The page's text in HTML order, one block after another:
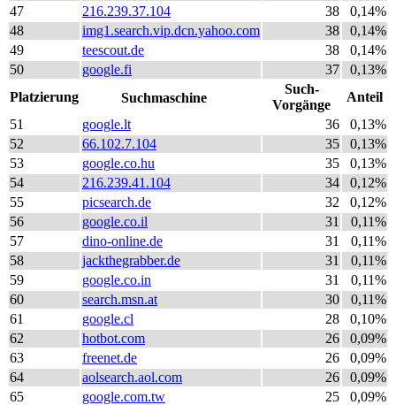
47
216.239.37.104 38
0,14%
48
img1.search.vip.dcn.yahoo.com 38
0,14%
49
teescout.de 38
0,14%
50
google.fi 37
0,13%
Platzierung
Suchmaschine
Such-
Vorgänge
Anteil
51
google.lt 36
0,13%
52
66.102.7.104 35
0,13%
53
google.co.hu 35
0,13%
54
216.239.41.104 34
0,12%
55
picsearch.de 32
0,12%
56
google.co.il 31
0,11%
57
dino-online.de 31
0,11%
58
jackthegrabber.de 31
0,11%
59
google.co.in 31
0,11%
60
search.msn.at 30
0,11%
61
google.cl 28
0,10%
62
hotbot.com 26
0,09%
63
freenet.de 26
0,09%
64
aolsearch.aol.com 26
0,09%
65
google.com.tw 25
0,09%